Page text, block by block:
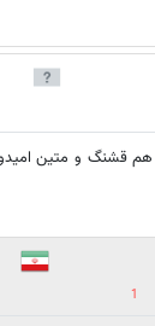
قشنگ و متین
1